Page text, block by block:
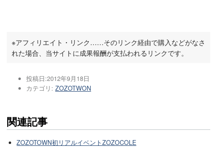
※アフィリエイト・リンク……そのリンク経由で購入などがなさ
れた場合、当サイトに成果報酬が支払われるリンクです。
投稿日:2012年9月18日
カテゴリ: ZOZOTWON
関連記事
ZOZOTOWN初リアルイベントZOZOCOLE